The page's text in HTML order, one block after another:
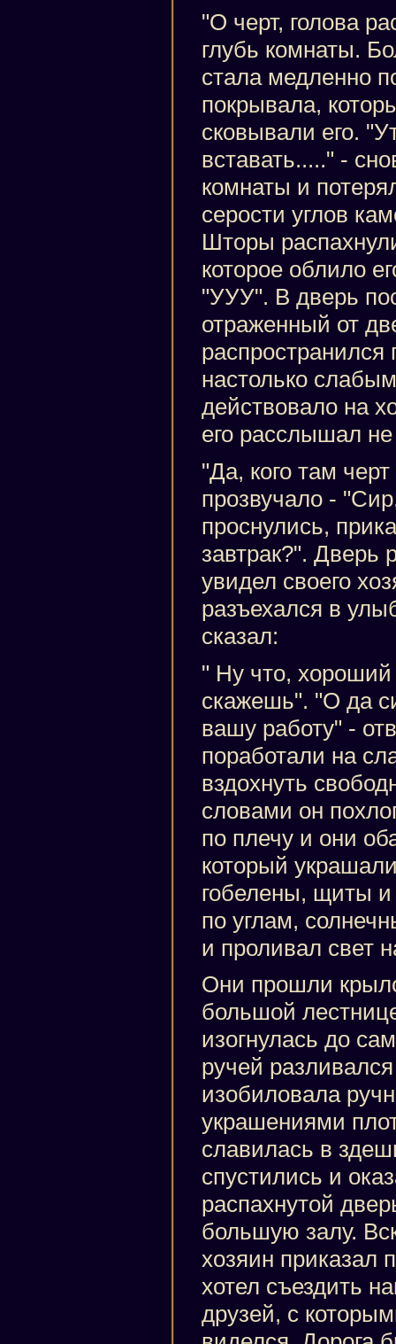
"О черт, голова
глубь комнаты.
стала медленно
покрывала,
сковывали его.
вставать....." -
комнаты и
серости углов
Шторы
которое облило
"УУУ". В дверь
отраженный от
настолько
действовало на
его расслышал не
"Да, кого там
прозвучало -
проснулись,
завтрак?". Дверь
увидел своего
разъехался в
сказал:
" Ну что, хороший
скажешь". "О да
вашу работу" -
поработали на
вздохнуть
словами он
по плечу и они
который
гобелены, щиты
по углам,
и проливал свет
Они прошли
большой
изогнулась до
ручей
изобиловала
украшениями
славилась в
спустились и
распахнутой
большую залу.
хозяин приказал
хотел съездить
друзей, с